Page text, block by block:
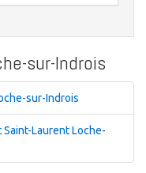
sur-Indrois
sur-Indrois
Laurent Loche-